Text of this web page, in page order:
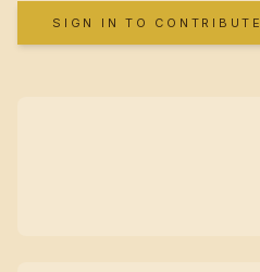
SIGN IN TO CONTRIBUTE